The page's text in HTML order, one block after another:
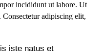
incididunt ut labore. Ut
adipiscing elit,
iste natus et